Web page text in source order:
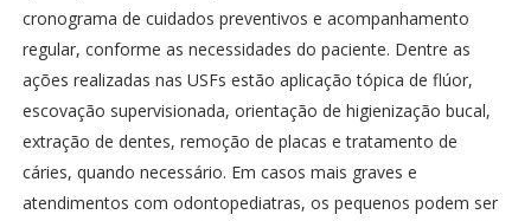
cronograma de cuidados preventivos e acompanhamento
regular, conforme as necessidades do paciente. Dentre as
ações realizadas nas USFs estão aplicação tópica de flúor,
escovação supervisionada, orientação de higienização bucal,
extração de dentes, remoção de placas e tratamento de
cáries, quando necessário. Em casos mais graves e
atendimentos com odontopediatras, os pequenos podem ser